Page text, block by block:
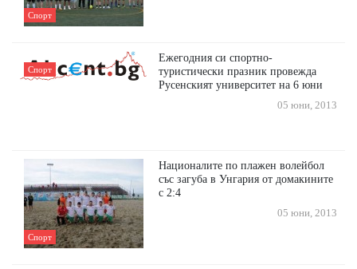
Спорт
Спорт
Ежегодния си спортно-
туристически празник провежда
Русенският университет на 6 юни
05 юни, 2013
Спорт
Националите по плажен волейбол
със загуба в Унгария от домакините
с 2:4
05 юни, 2013